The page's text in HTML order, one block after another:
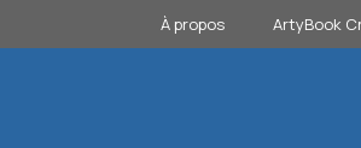
À propos ArtyBook